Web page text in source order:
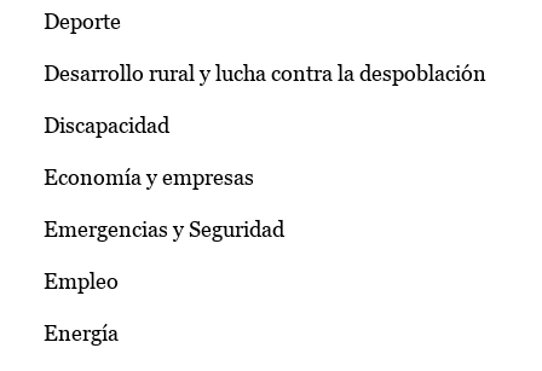
Deporte
Desarrollo rural y lucha contra la despoblación
Discapacidad
Economía y empresas
Emergencias y Seguridad
Empleo
Energía